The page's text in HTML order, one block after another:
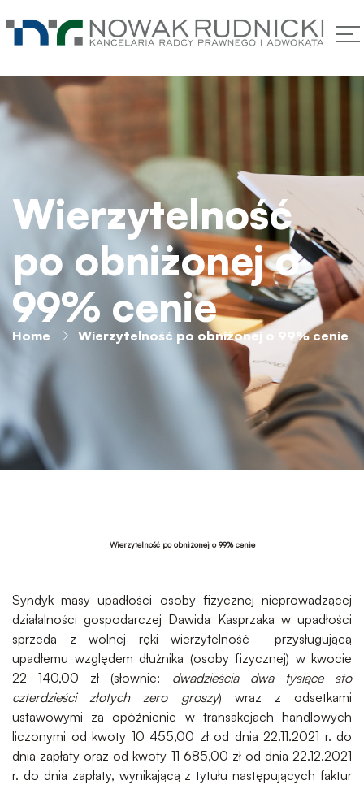
Wierzytelność
po obniżonej o
99% cenie
Home Wierzytelność po obniżonej o 99% cenie
Wierzytelność po obniżonej o 99% cenie
Syndyk masy upadłości osoby fizycznej nieprowadzącej
działalności gospodarczej Dawida Kasprzaka w upadłości
sprzeda z wolnej ręki wierzytelność przysługującą
upadłemu względem dłużnika (osoby fizycznej) w kwocie
22 140,00 zł (słownie: dwadzieścia dwa tysiące sto
czterdzieści złotych zero groszy) wraz z odsetkami
ustawowymi za opóźnienie w transakcjach handlowych
liczonymi od kwoty 10 455,00 zł od dnia 22.11.2021 r. do
dnia zapłaty oraz od kwoty 11 685,00 zł od dnia 22.12.2021
r. do dnia zapłaty, wynikającą z tytułu następujących faktur